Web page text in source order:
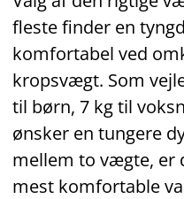
fleste finder en
komfortabel ved
kropsvægt. Som
til børn, 7 kg til
ønsker en tungere
mellem to vægte, er
mest komfortable